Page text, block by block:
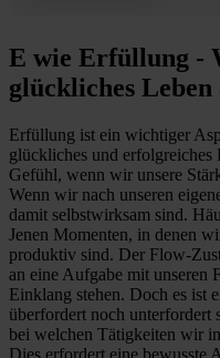
E wie Erfüllung -
glückliches Leben
Erfüllung ist ein wichtiger
glückliches und erfolgreiches
Gefühl, wenn wir unsere
Wenn wir nach unseren
damit selbstwirksam sind.
Jenen Momenten, in denen
produktiv sind. Der Flow-
an eine Aufgabe mit unseren
Einklang stehen. Doch es ist
überfordert noch
bei welchen Tätigkeiten wir
Dies erfordert eine bewusste